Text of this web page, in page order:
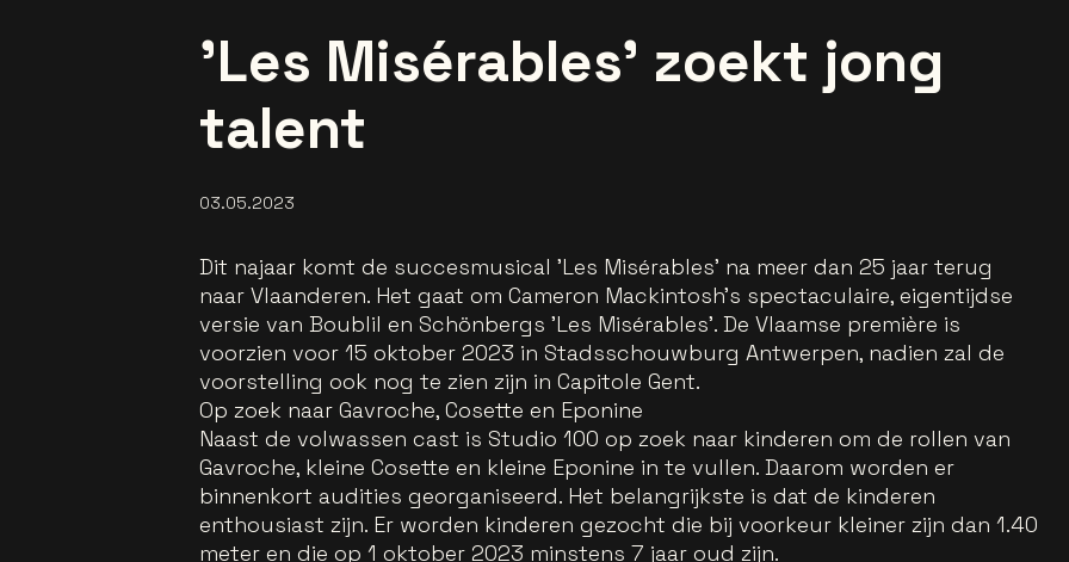
'Les Misérables' zoekt jong
talent
03.05.2023
Dit najaar komt de succesmusical 'Les Misérables' na meer dan 25 jaar terug
naar Vlaanderen. Het gaat om Cameron Mackintosh's spectaculaire, eigentijdse
versie van Boublil en Schönbergs 'Les Misérables'. De Vlaamse première is
voorzien voor 15 oktober 2023 in Stadsschouwburg Antwerpen, nadien zal de
voorstelling ook nog te zien zijn in Capitole Gent.
Op zoek naar Gavroche, Cosette en Eponine
Naast de volwassen cast is Studio 100 op zoek naar kinderen om de rollen van
Gavroche, kleine Cosette en kleine Eponine in te vullen. Daarom worden er
binnenkort audities georganiseerd. Het belangrijkste is dat de kinderen
enthousiast zijn. Er worden kinderen gezocht die bij voorkeur kleiner zijn dan 1.40
meter en die op 1 oktober 2023 minstens 7 jaar oud zijn.